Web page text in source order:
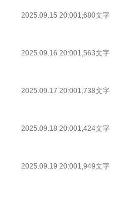
2025.09.15 20:001,680文字
2025.09.16 20:001,563文字
2025.09.17 20:001,738文字
2025.09.18 20:001,424文字
2025.09.19 20:001,949文字